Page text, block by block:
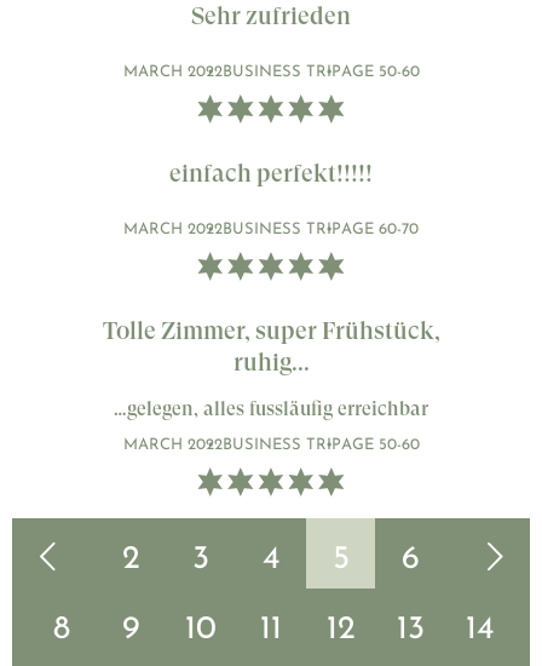
Sehr zufrieden
MARCH 2022BUSINESS TRIPAGE 50-60
einfach perfekt!!!!!
MARCH 2022BUSINESS TRIPAGE 60-70
Tolle Zimmer, super Frühstück,
ruhig...
…gelegen, alles fussläufig erreichbar
MARCH 2022BUSINESS TRIPAGE 50-60
Vorherige Seite
2 3 4 5 6
7
8
9 10 11 12 13
14